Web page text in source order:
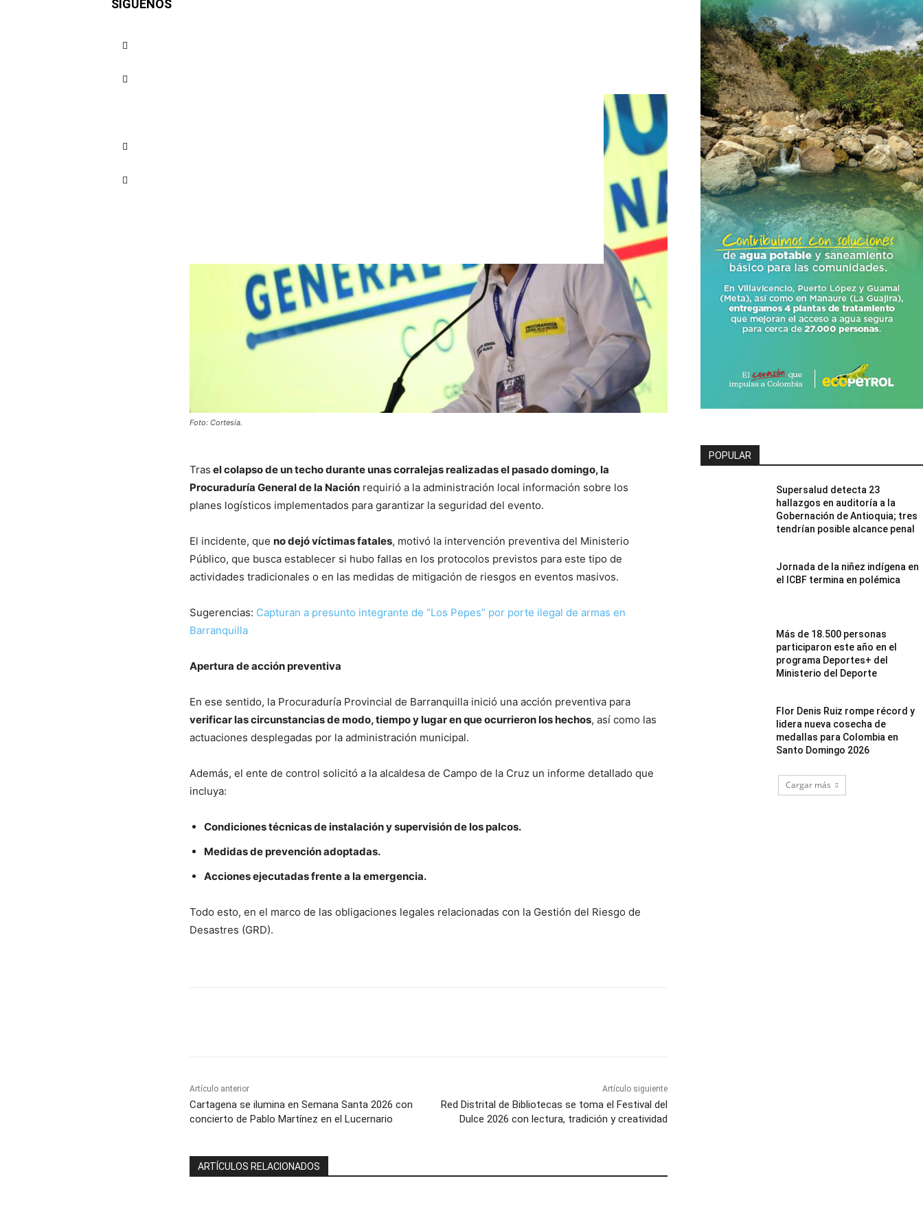
Foto: Cortesía.
Tras el colapso de un techo durante unas corralejas realizadas el pasado domingo, la
Procuraduría General de la Nación requirió a la administración local información sobre los
planes logísticos implementados para garantizar la seguridad del evento.
El incidente, que no dejó víctimas fatales, motivó la intervención preventiva del Ministerio
Público, que busca establecer si hubo fallas en los protocolos previstos para este tipo de
actividades tradicionales o en las medidas de mitigación de riesgos en eventos masivos.
Sugerencias: Capturan a presunto integrante de “Los Pepes” por porte ilegal de armas en
Barranquilla
Apertura de acción preventiva
En ese sentido, la Procuraduría Provincial de Barranquilla inició una acción preventiva para
verificar las circunstancias de modo, tiempo y lugar en que ocurrieron los hechos, así como las
actuaciones desplegadas por la administración municipal.
Además, el ente de control solicitó a la alcaldesa de Campo de la Cruz un informe detallado que
incluya:
Condiciones técnicas de instalación y supervisión de los palcos.
Medidas de prevención adoptadas.
Acciones ejecutadas frente a la emergencia.
Todo esto, en el marco de las obligaciones legales relacionadas con la Gestión del Riesgo de
Desastres (GRD).
Artículo anterior
Cartagena se ilumina en Semana Santa 2026 con
concierto de Pablo Martínez en el Lucernario
Artículo siguiente
Red Distrital de Bibliotecas se toma el Festival del
Dulce 2026 con lectura, tradición y creatividad
ARTÍCULOS RELACIONADOS
POPULAR
Supersalud detecta 23
hallazgos en auditoría a la
Gobernación de Antioquia; tres
tendrían posible alcance penal
Jornada de la niñez indígena en
el ICBF termina en polémica
Más de 18.500 personas
participaron este año en el
programa Deportes+ del
Ministerio del Deporte
Flor Denis Ruiz rompe récord y
lidera nueva cosecha de
medallas para Colombia en
Santo Domingo 2026
Cargar más
SÍGUENOS